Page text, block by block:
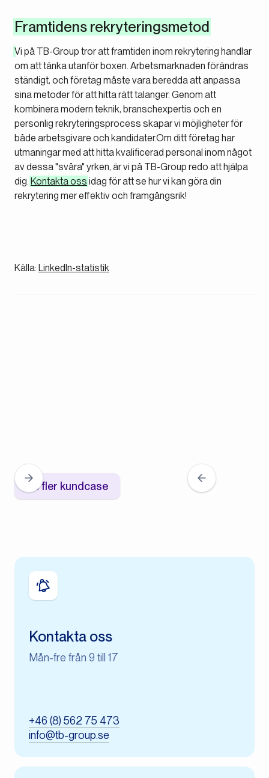
Framtidens rekryteringsmetod
Vi på TB-Group tror att framtiden inom rekrytering handlar
om att tänka utanför boxen. Arbetsmarknaden förändras
ständigt, och företag måste vara beredda att anpassa
sina metoder för att hitta rätt talanger. Genom att
kombinera modern teknik, branschexpertis och en
personlig rekryteringsprocess skapar vi möjligheter för
både arbetsgivare och kandidater.Om ditt företag har
utmaningar med att hitta kvalificerad personal inom något
av dessa "svåra" yrken, är vi på TB-Group redo att hjälpa
dig. Kontakta oss idag för att se hur vi kan göra din
rekrytering mer effektiv och framgångsrik!
Källa: LinkedIn-statistik
Se fler kundcase
Kontakta oss
Mån-fre från 9 till 17
+46 (8) 562 75 473
info@tb-group.se